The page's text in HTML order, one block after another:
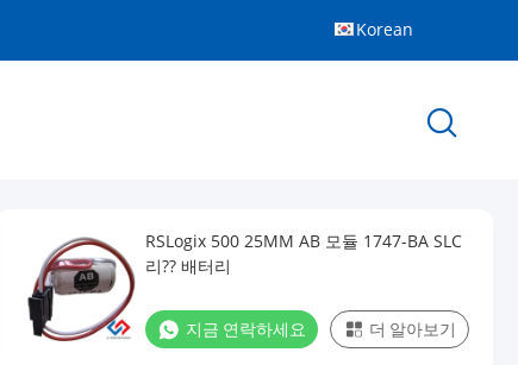
Korean
RSLogix 500 25MM AB 모듈 1747-BA SLC
리?? 배터리
지금 연락하세요 더 알아보기